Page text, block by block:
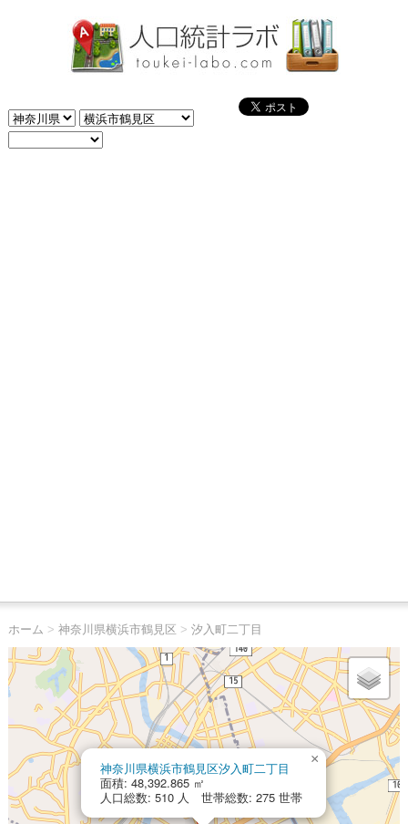
ホーム > 神奈川県横浜市鶴見区 > 汐入町二丁目
神奈川県横浜市鶴見区汐入町二丁目
面積: 48,392.865 ㎡
人口総数: 510 人 世帯総数: 275 世帯
×